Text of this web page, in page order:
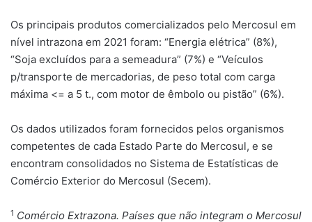
Os principais produtos comercializados pelo Mercosul em
nível intrazona em 2021 foram: “Energia elétrica” (8%),
“Soja excluídos para a semeadura” (7%) e “Veículos
p/transporte de mercadorias, de peso total com carga
máxima <= a 5 t., com motor de êmbolo ou pistão” (6%).
Os dados utilizados foram fornecidos pelos organismos
competentes de cada Estado Parte do Mercosul, e se
encontram consolidados no Sistema de Estatísticas de
Comércio Exterior do Mercosul (Secem).
1 Comércio Extrazona. Países que não integram o Mercosul